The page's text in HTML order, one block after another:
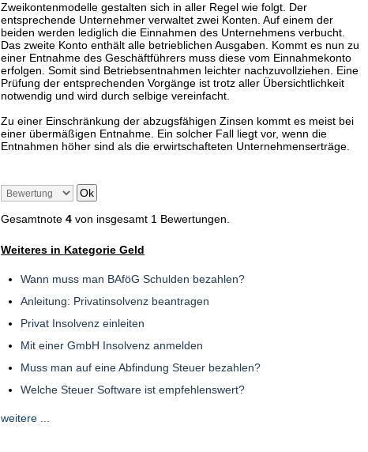
Zweikontenmodelle gestalten sich in aller Regel wie folgt. Der
entsprechende Unternehmer verwaltet zwei Konten. Auf einem der
beiden werden lediglich die Einnahmen des Unternehmens verbucht.
Das zweite Konto enthält alle betrieblichen Ausgaben. Kommt es nun zu
einer Entnahme des Geschäftführers muss diese vom Einnahmekonto
erfolgen. Somit sind Betriebsentnahmen leichter nachzuvollziehen. Eine
Prüfung der entsprechenden Vorgänge ist trotz aller Übersichtlichkeit
notwendig und wird durch selbige vereinfacht.
Zu einer Einschränkung der abzugsfähigen Zinsen kommt es meist bei
einer übermäßigen Entnahme. Ein solcher Fall liegt vor, wenn die
Entnahmen höher sind als die erwirtschafteten Unternehmenserträge.
Gesamtnote 4 von insgesamt 1 Bewertungen.
Weiteres in Kategorie Geld
Wann muss man BAföG Schulden bezahlen?
Anleitung: Privatinsolvenz beantragen
Privat Insolvenz einleiten
Mit einer GmbH Insolvenz anmelden
Muss man auf eine Abfindung Steuer bezahlen?
Welche Steuer Software ist empfehlenswert?
weitere ...